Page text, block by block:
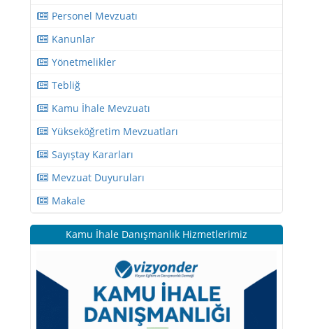
Personel Mevzuatı
Kanunlar
Yönetmelikler
Tebliğ
Kamu İhale Mevzuatı
Yükseköğretim Mevzuatları
Sayıştay Kararları
Mevzuat Duyuruları
Makale
Kamu İhale Danışmanlık Hizmetlerimiz